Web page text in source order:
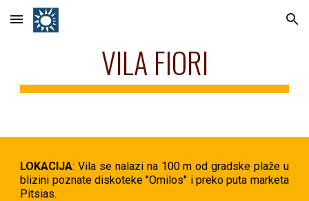
Skip to main content Skip to navigation
VILA FIORI
LOKACIJA: Vila se nalazi na 100 m od gradske plaže u
blizini poznate diskoteke "Omilos" i preko puta marketa
Pitsias.